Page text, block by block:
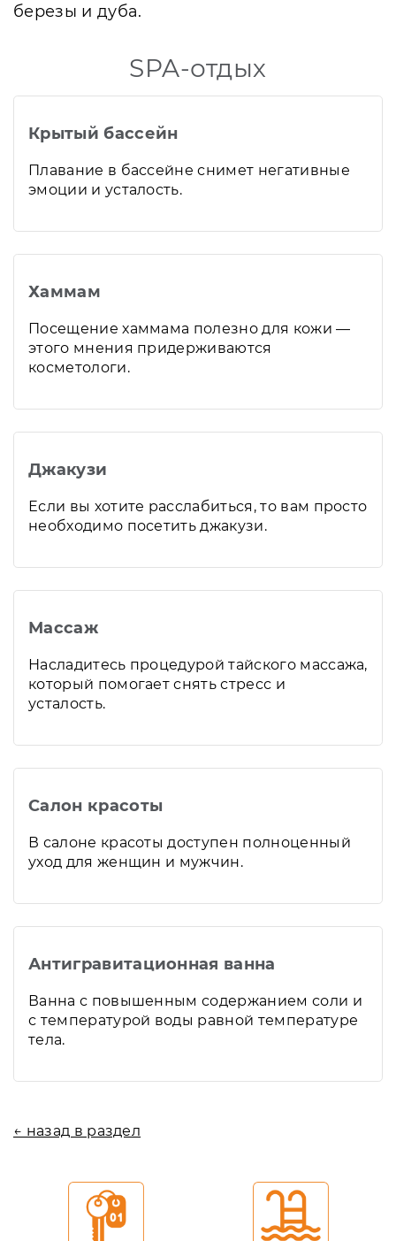
березы и дуба.
SPA-отдых
Крытый бассейн
Плавание в бассейне снимет негативные
эмоции и усталость.
Хаммам
Посещение хаммама полезно для кожи —
этого мнения придерживаются
косметологи.
Джакузи
Если вы хотите расслабиться, то вам просто
необходимо посетить джакузи.
Массаж
Насладитесь процедурой тайского массажа,
который помогает снять стресс и
усталость.
Салон красоты
В салоне красоты доступен полноценный
уход для женщин и мужчин.
Антигравитационная ванна
Ванна с повышенным содержанием соли и
с температурой воды равной температуре
тела.
← назад в раздел